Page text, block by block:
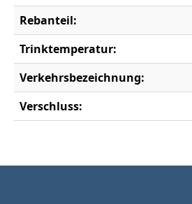
Rebanteil:
Trinktemperatur:
Verkehrsbezeichnung:
Verschluss: